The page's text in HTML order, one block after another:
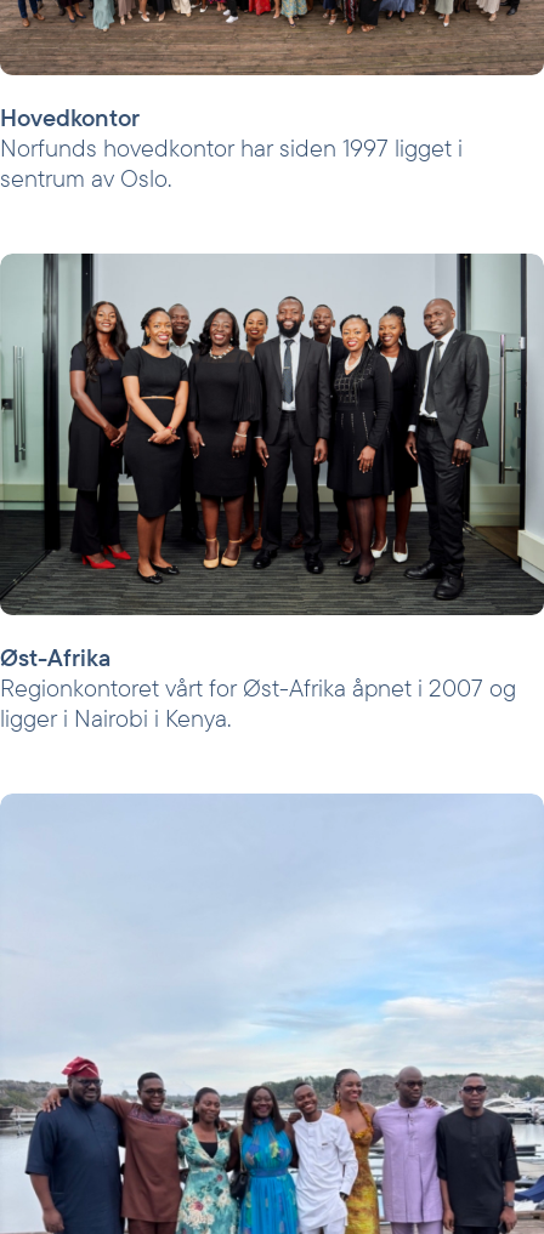
Hovedkontor
Norfunds hovedkontor har siden 1997 ligget i
sentrum av Oslo.
Øst-Afrika
Regionkontoret vårt for Øst-Afrika åpnet i 2007 og
ligger i Nairobi i Kenya.